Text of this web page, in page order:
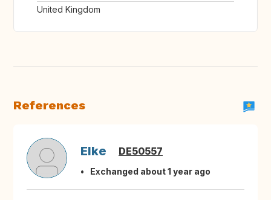
United Kingdom
References
Elke DE50557
Exchanged about 1 year ago